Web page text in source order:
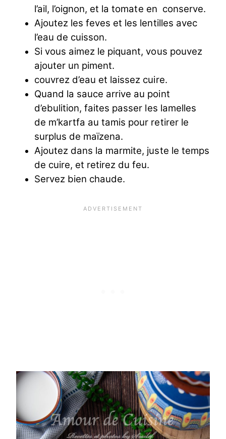
l’ail, l’oignon, et la tomate en conserve.
Ajoutez les feves et les lentilles avec
l’eau de cuisson.
Si vous aimez le piquant, vous pouvez
ajouter un piment.
couvrez d’eau et laissez cuire.
Quand la sauce arrive au point
d’ebulition, faites passer les lamelles
de m’kartfa au tamis pour retirer le
surplus de maïzena.
Ajoutez dans la marmite, juste le temps
de cuire, et retirez du feu.
Servez bien chaude.